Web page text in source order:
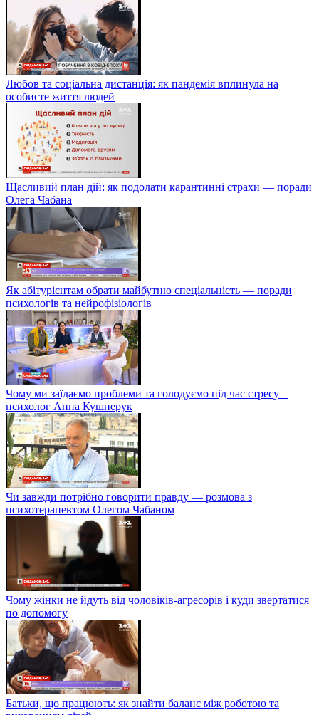
Любов та соціальна дистанція: як пандемія вплинула на
особисте життя людей
Щасливий план дій: як подолати карантинні страхи — поради
Олега Чабана
Як абітурієнтам обрати майбутню спеціальність — поради
психологів та нейрофізіологів
Чому ми заїдаємо проблеми та голодуємо під час стресу –
психолог Анна Кушнерук
Чи завжди потрібно говорити правду — розмова з
психотерапевтом Олегом Чабаном
Чому жінки не йдуть від чоловіків-агресорів і куди звертатися
по допомогу
Батьки, що працюють: як знайти баланс між роботою та